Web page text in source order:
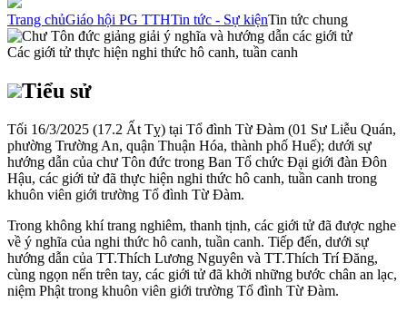
Trang chủGiáo hội PG TTHTin tức - Sự kiệnTin tức chung
Các giới tử thực hiện nghi thức hô canh, tuần canh
Tiểu sử
Tối 16/3/2025 (17.2 Ất Tỵ) tại Tổ đình Từ Đàm (01 Sư Liễu Quán,
phường Trường An, quận Thuận Hóa, thành phố Huế); dưới sự
hướng dẫn của chư Tôn đức trong Ban Tổ chức Đại giới đàn Đôn
Hậu, các giới tử đã thực hiện nghi thức hô canh, tuần canh trong
khuôn viên giới trường Tổ đình Từ Đàm.
Trong không khí trang nghiêm, thanh tịnh, các giới tử đã được nghe
về ý nghĩa của nghi thức hô canh, tuần canh. Tiếp đến, dưới sự
hướng dẫn của TT.Thích Lương Nguyên và TT.Thích Trí Đăng,
cùng ngọn nến trên tay, các giới tử đã khởi những bước chân an lạc,
niệm Phật trong khuôn viên giới trường Tổ đình Từ Đàm.